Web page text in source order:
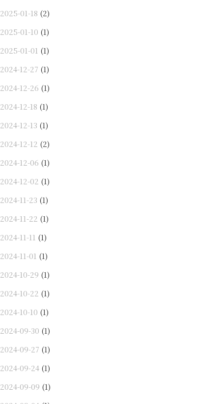
2025-01-18 (2)
2025-01-10 (1)
2025-01-01 (1)
2024-12-27 (1)
2024-12-26 (1)
2024-12-18 (1)
2024-12-13 (1)
2024-12-12 (2)
2024-12-06 (1)
2024-12-02 (1)
2024-11-23 (1)
2024-11-22 (1)
2024-11-11 (1)
2024-11-01 (1)
2024-10-29 (1)
2024-10-22 (1)
2024-10-10 (1)
2024-09-30 (1)
2024-09-27 (1)
2024-09-24 (1)
2024-09-09 (1)